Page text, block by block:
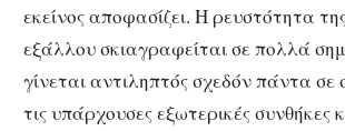
εκείνος αποφασίζει. Η ρευστότητα
εξάλλου σκιαγραφείται σε πολλά
γίνεται αντιληπτός σχεδόν πάντα
τις υπάρχουσες εξωτερικές συνθήκες